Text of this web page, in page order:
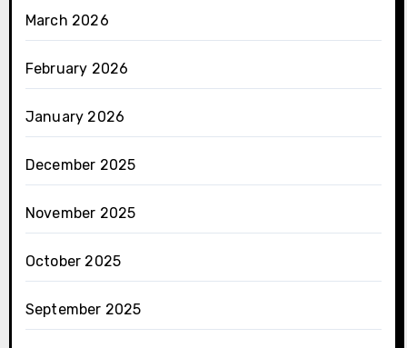
March 2026
February 2026
January 2026
December 2025
November 2025
October 2025
September 2025